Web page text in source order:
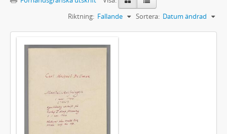
Sortera: Datum ändrad
Riktning: Fallande